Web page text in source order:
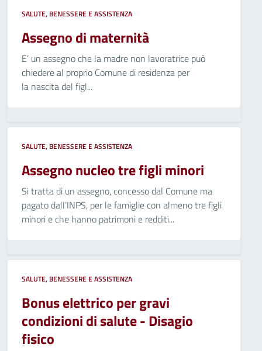
SALUTE, BENESSERE E ASSISTENZA
Assegno di maternità
E’ un assegno che la madre non lavoratrice può
chiedere al proprio Comune di residenza per
la nascita del figl...
SALUTE, BENESSERE E ASSISTENZA
Assegno nucleo tre figli minori
Si tratta di un assegno, concesso dal Comune ma
pagato dall’INPS, per le famiglie con almeno tre figli
minori e che hanno patrimoni e redditi...
SALUTE, BENESSERE E ASSISTENZA
Bonus elettrico per gravi
condizioni di salute - Disagio
fisico